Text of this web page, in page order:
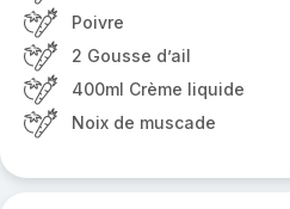
Poivre
2 Gousse d’ail
400ml Crème liquide
Noix de muscade